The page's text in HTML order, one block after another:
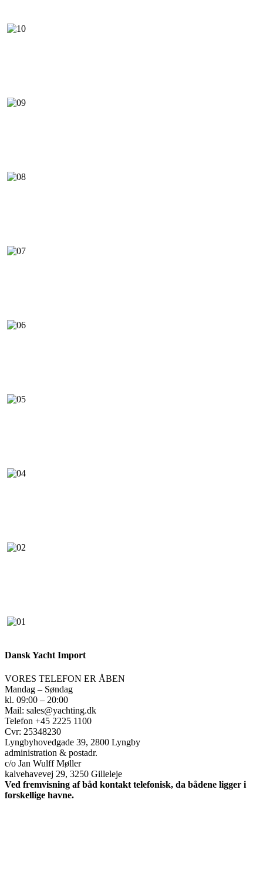
Dansk Yacht Import
VORES TELEFON ER ÅBEN
Mandag – Søndag
kl. 09:00 – 20:00
Mail: sales@yachting.dk
Telefon +45 2225 1100
Cvr: 25348230
Lyngbyhovedgade 39, 2800 Lyngby
administration & postadr.
c/o Jan Wulff Møller
kalvehavevej 29, 3250 Gilleleje
Ved fremvisning af båd kontakt telefonisk, da bådene ligger i
forskellige havne.